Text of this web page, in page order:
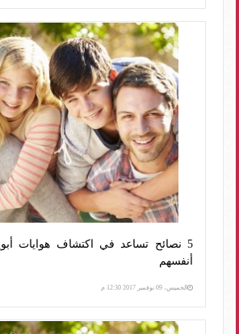
5 نصائح تساعد في اكتشاف هوايات
أنفسهم
الخميس، 09 نوفمبر 2017 12:30 م